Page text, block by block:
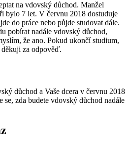
na vdovský důchod. Manžel
bylo 7 let. V červnu 2018 dostuduje
do práce nebo půjde studovat dále.
pobírat nadále vdovský důchod,
že ano. Pokud ukončí studium,
za odpověď.
důchod a Vaše dcera v červnu 2018
se, zda budete vdovský důchod nadále